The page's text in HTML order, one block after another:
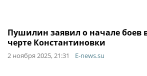
Пушилин заявил о начале боев
черте Константиновки
2 ноября 2025, 21:31 E-news.su